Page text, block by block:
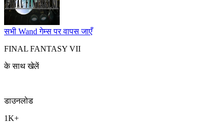
सभी Wand गेम्स पर वापस जाएँ
FINAL FANTASY VII
के साथ खेलें
डाउनलोड
1K+